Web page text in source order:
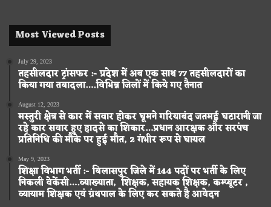
Most Viewed Posts
July 29, 2023
तहसीलदार ट्रांसफर :- प्रदेश में अब एक साथ 77 तहसीलदारों का
किया गया तबादला….विभिन्न जिलों में किये गए तैनात
August 12, 2023
मस्तुरी क्षेत्र से कार में सवार होकर घूमने गरियाबंद जतमई घटारानी जा
रहे कार सवार हुए हादसे का शिकार…प्रधान आरक्षक और सरपंच
प्रतिनिधि की मौके पर हुई मौत, 2 गंभीर रूप से घायल
May 9, 2023
शिक्षा विभाग भर्ती :- बिलासपुर जिले में 144 पदों पर भर्ती के लिए
निकली वेकेंसी….व्याख्याता, शिक्षक, सहायक शिक्षक, कम्प्यूटर ,
व्यायाम शिक्षक एवं ग्रंथपाल के लिए कर सकते है आवेदन